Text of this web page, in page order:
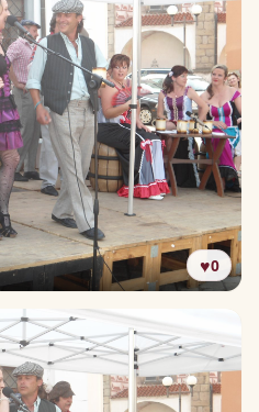
♥0